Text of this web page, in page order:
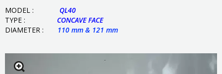
MODEL :
QL40
TYPE :
CONCAVEFACE
DIAMETER :
110 mm & 121 mm